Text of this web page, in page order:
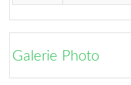
Galerie Photo